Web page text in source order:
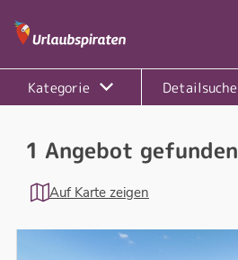
Kategorie Detailsuche
1 Angebot gefunden
Auf Karte zeigen